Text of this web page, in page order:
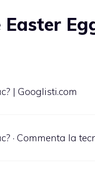
| Googlisti.com
· Commenta la